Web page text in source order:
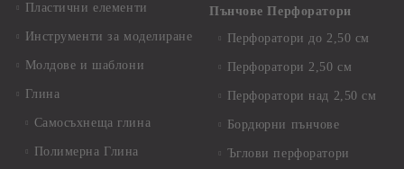
Пластични елементи
Инструменти за моделиране
Молдове и шаблони
Глина
Самосъхнеща глина
Полимерна Глина
Пънчове Перфоратори
Перфоратори до 2,50 см
Перфоратори 2,50 см
Перфоратори над 2,50 см
Бордюрни пънчове
Ъглови перфоратори